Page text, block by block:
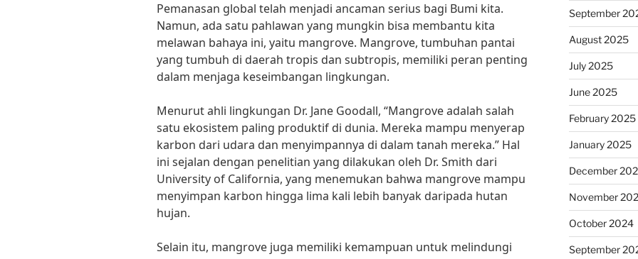
Pemanasan global telah menjadi ancaman serius bagi Bumi kita.
Namun, ada satu pahlawan yang mungkin bisa membantu kita
melawan bahaya ini, yaitu mangrove. Mangrove, tumbuhan pantai
yang tumbuh di daerah tropis dan subtropis, memiliki peran penting
dalam menjaga keseimbangan lingkungan.
Menurut ahli lingkungan Dr. Jane Goodall, “Mangrove adalah salah
satu ekosistem paling produktif di dunia. Mereka mampu menyerap
karbon dari udara dan menyimpannya di dalam tanah mereka.” Hal
ini sejalan dengan penelitian yang dilakukan oleh Dr. Smith dari
University of California, yang menemukan bahwa mangrove mampu
menyimpan karbon hingga lima kali lebih banyak daripada hutan
hujan.
Selain itu, mangrove juga memiliki kemampuan untuk melindungi
September
August 2025
July 2025
June 2025
February 2025
January 2025
December
November
October 2024
September